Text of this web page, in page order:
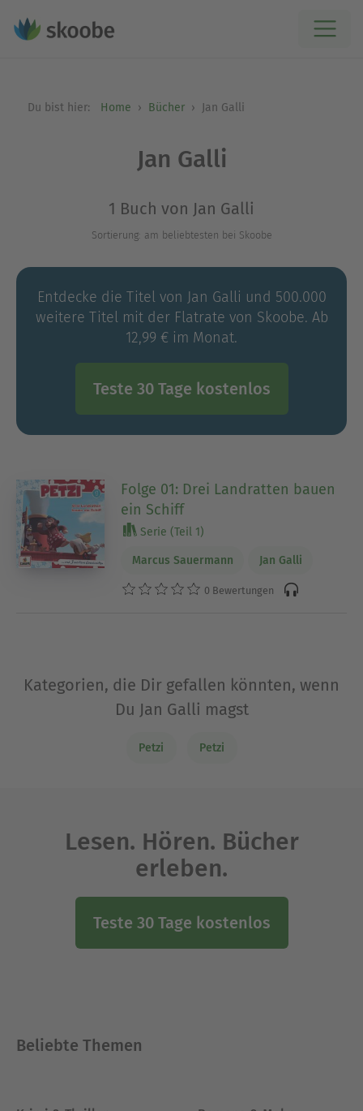
Du bist hier: Home Bücher Jan Galli
Jan Galli
1 Buch von Jan Galli
Sortierung: am beliebtesten bei Skoobe
Entdecke die Titel von Jan Galli und 500.000
weitere Titel mit der Flatrate von Skoobe. Ab
12,99 € im Monat.
Teste 30 Tage kostenlos
Folge 01: Drei Landratten bauen
ein Schiff
Serie (Teil 1)
Marcus Sauermann Jan Galli
0 Bewertungen
Kategorien, die Dir gefallen könnten, wenn
Du Jan Galli magst
Petzi Petzi
Lesen. Hören. Bücher
erleben.
Teste 30 Tage kostenlos
Beliebte Themen